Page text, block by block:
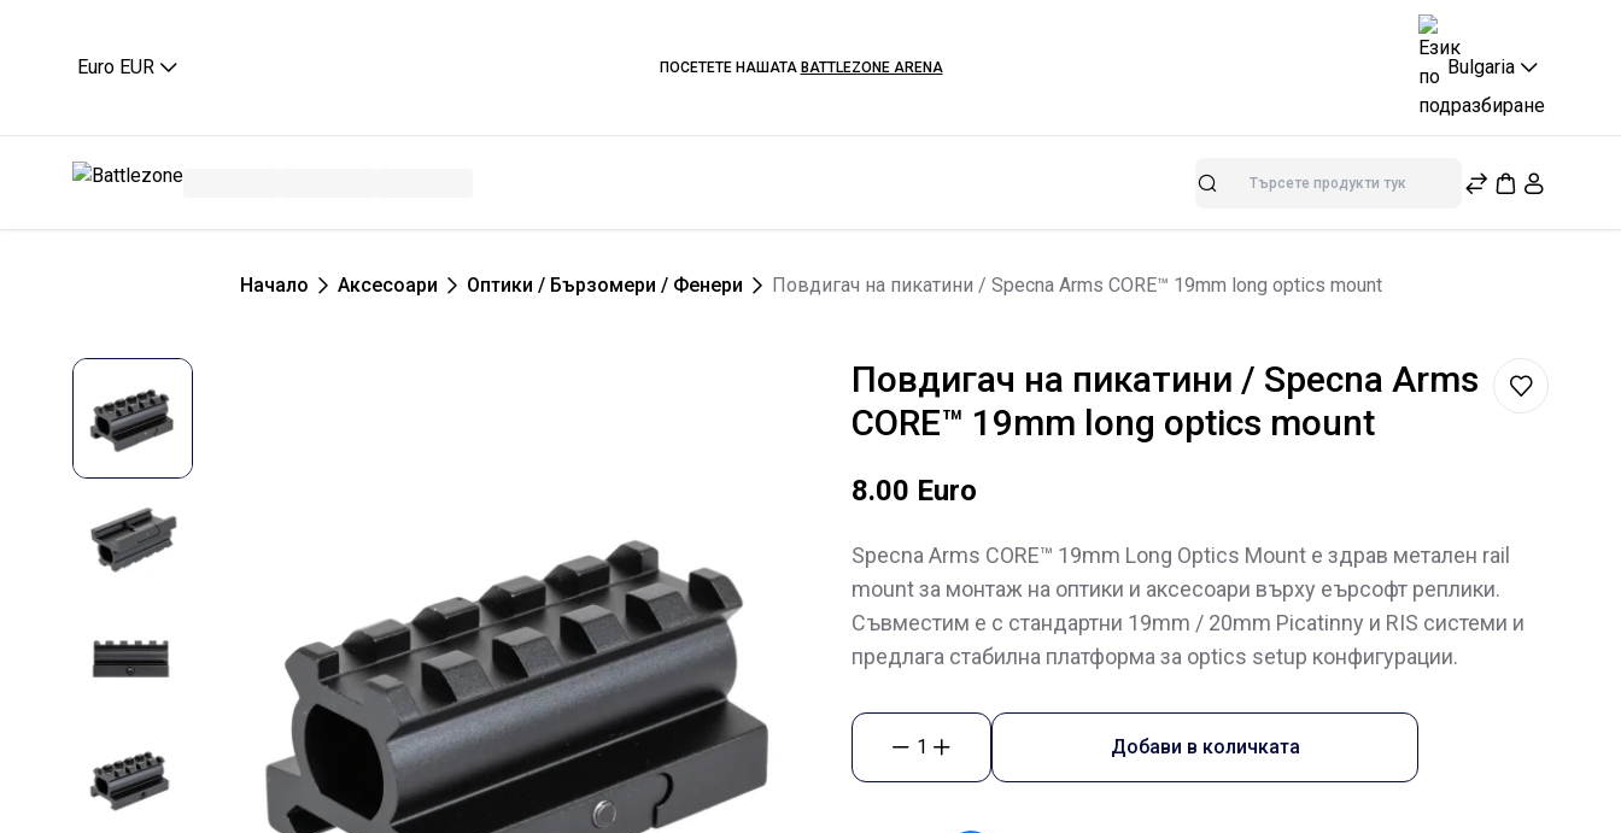
Euro EUR ПОСЕТЕТЕ НАШАТА BATTLEZONE ARENA Bulgaria
Търсене
Начало Аксесоари Оптики / Бързомери / Фенери Повдигач на пикатини / Specna Arms CORE™ 19mm long optics mount
Повдигач на пикатини / Specna Arms
CORE™ 19mm long optics mount
8.00 Euro
Specna Arms CORE™ 19mm Long Optics Mount е здрав метален rail
mount за монтаж на оптики и аксесоари върху еърсофт реплики.
Съвместим е с стандартни 19mm / 20mm Picatinny и RIS системи и
предлага стабилна платформа за optics setup конфигурации.
1 Добави в количката